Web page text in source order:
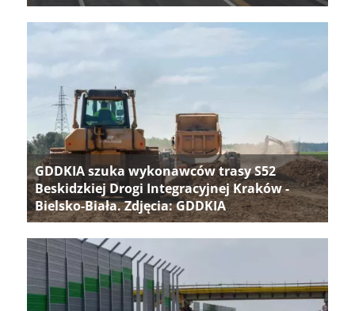
GDDKIA szuka wykonawców trasy S52
Beskidzkiej Drogi Integracyjnej Kraków -
Bielsko-Biała. Zdjęcia: GDDKIA